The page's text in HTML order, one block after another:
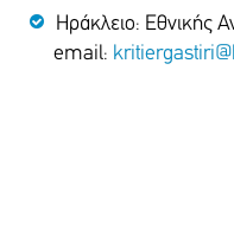
Ηράκλειο: Εθνικής
email: